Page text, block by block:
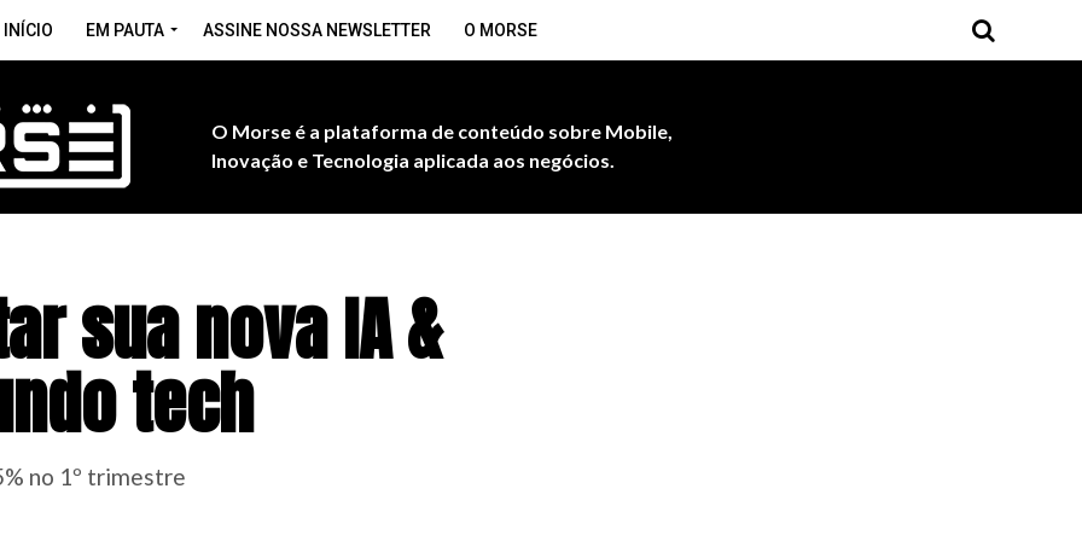
INÍCIO EM PAUTA ASSINE NOSSA NEWSLETTER O MORSE
O Morse é a plataforma de conteúdo sobre Mobile,
Inovação e Tecnologia aplicada aos negócios.
sua nova IA &
tech
no 1º trimestre